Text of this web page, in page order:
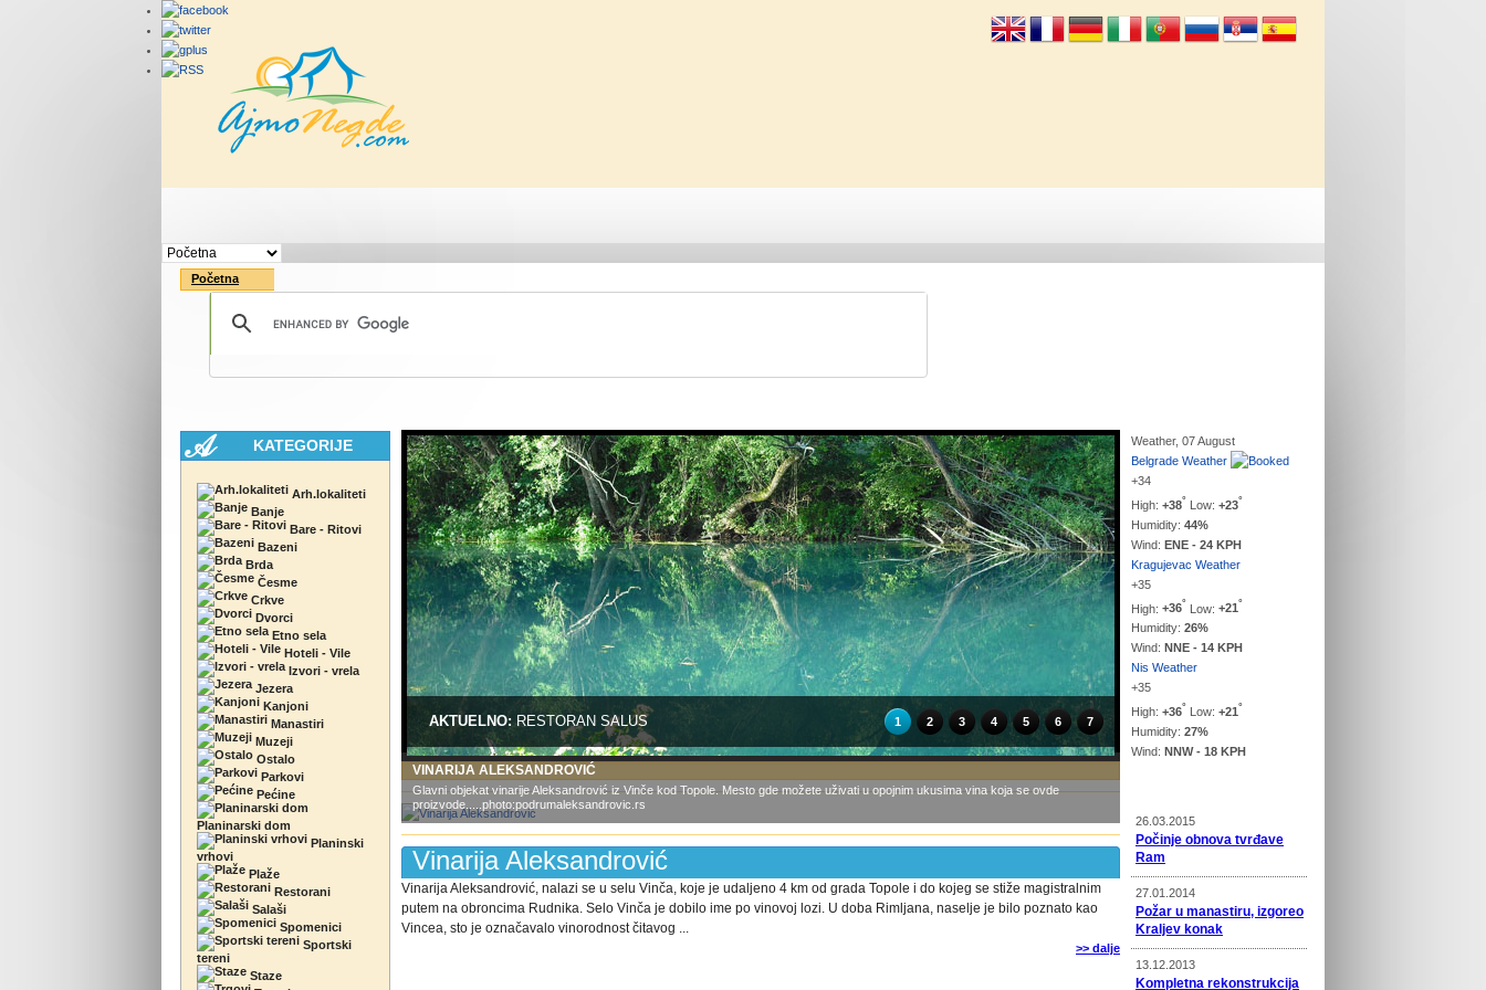
Početna
KATEGORIJE
Arh.lokaliteti
Banje
Bare - Ritovi
Bazeni
Brda
Česme
Crkve
Dvorci
Etno sela
Hoteli - Vile
Izvori - vrela
Jezera
Kanjoni
Manastiri
Muzeji
Ostalo
Parkovi
Pećine
Planinarski dom
Planinski
vrhovi
Plaže
Restorani
Salaši
Spomenici
Sportski
tereni
Staze
AKTUELNO:RESTORAN SALUS 1 2 3 4 5 6 7
VINARIJA ALEKSANDROVIĆ
Glavni objekat vinarije Aleksandrović iz Vinče kod Topole. Mesto gde možete uživati u opojnim ukusima vina koja se ovde
proizvode.....photo:podrumaleksandrovic.rs
Vinarija Aleksandrović
Vinarija Aleksandrović, nalazi se u selu Vinča, koje je udaljeno 4 km od grada Topole i do kojeg se stiže magistralnim
putem na obroncima Rudnika. Selo Vinča je dobilo ime po vinovoj lozi. U doba Rimljana, naselje je bilo poznato kao
Vincea, sto je označavalo vinorodnost čitavog ...
>> dalje
Weather, 07 August
Belgrade Weather
+34
High: +38° Low: +23°
Humidity: 44%
Wind: ENE - 24 KPH
Kragujevac Weather
+35
High: +36° Low: +21 °
Humidity: 26%
Wind: NNE - 14 KPH
Nis Weather
+35
High: +36° Low: +21°
Humidity: 27%
Wind: NNW - 18 KPH
26.03.2015
Počinje obnova tvrđave
Ram
27.01.2014
Požar u manastiru, izgoreo
Kraljev konak
13.12.2013
Kompletna rekonstrukcija